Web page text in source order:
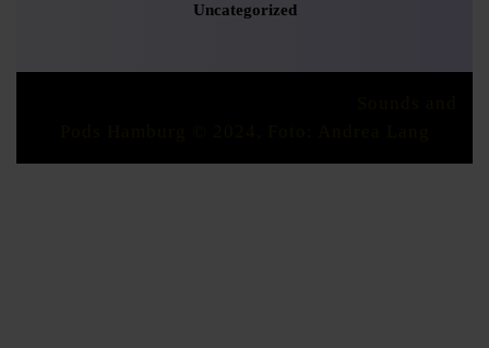
Uncategorized
Scroll